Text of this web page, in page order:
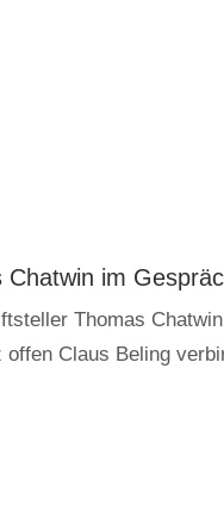
Chatwin im
Thomas
offen Claus Beling